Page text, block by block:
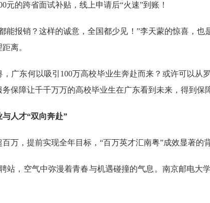
元的跨省面试补贴，线上申请后“火速”到账！
报销？这样的诚意，全国都少见！”李天蒙的惊喜，也
离。
东何以吸引100万高校毕业生奔赴而来？或许可以从
务保障让千千万万的高校毕业生在广东看到未来，得到
人才“双向奔赴”
，提前实现全年目标，“百万英才汇南粤”成效显著的背
，空气中弥漫着青春与机遇碰撞的气息。南京邮电大